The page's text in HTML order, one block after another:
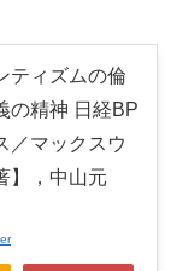
ティズムの倫
の精神 日経BP
／マックスウ
】，中山元